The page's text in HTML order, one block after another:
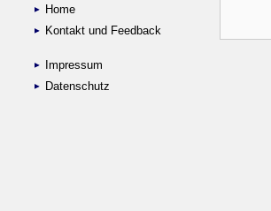
Home
Kontakt und Feedback
Impressum
Datenschutz